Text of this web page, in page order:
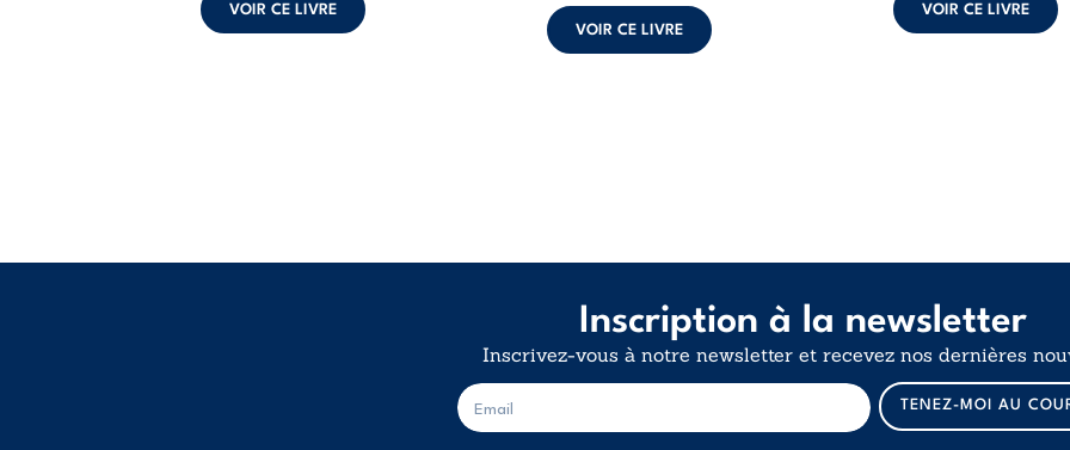
VOIR CE LIVRE
VOIR CE LIVRE
VOIR CE LIVRE
Inscription à la newsletter
Inscrivez-vous à notre newsletter et recevez nos dernières
m
E
-
m
TENEZ-MOI AU